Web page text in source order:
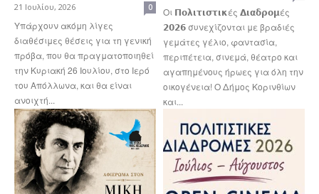
21 Ιουλίου, 2026 0
Υπάρχουν ακόμη λίγες
διαθέσιμες θέσεις για τη γενική
πρόβα, που θα πραγματοποιηθεί
την Κυριακή 26 Ιουλίου, στο Ιερό
του Απόλλωνα, και θα είναι
ανοιχτή...
Οι 𝝥𝝾𝝺𝝸𝞃𝝸𝞂𝞃𝝸𝝹ές 𝝙𝝸𝝰𝝳𝞀𝝾𝝻ές
𝟮𝟬𝟮𝟲 συνεχίζονται με βραδιές
γεμάτες γέλιο, φαντασία,
περιπέτεια, σινεμά, θέατρο και
αγαπημένους ήρωες για όλη την
οικογένεια! Ο Δήμος Κορινθίων
και...